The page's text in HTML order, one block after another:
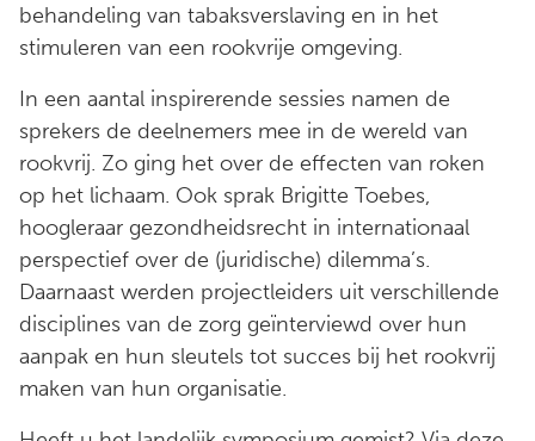
behandeling van tabaksverslaving en in het
stimuleren van een rookvrije omgeving.
In een aantal inspirerende sessies namen de
sprekers de deelnemers mee in de wereld van
rookvrij. Zo ging het over de effecten van roken
op het lichaam. Ook sprak Brigitte Toebes,
hoogleraar gezondheidsrecht in internationaal
perspectief over de (juridische) dilemma’s.
Daarnaast werden projectleiders uit verschillende
disciplines van de zorg geïnterviewd over hun
aanpak en hun sleutels tot succes bij het rookvrij
maken van hun organisatie.